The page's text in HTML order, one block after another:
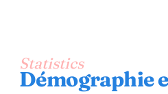
Statistics
Démographie